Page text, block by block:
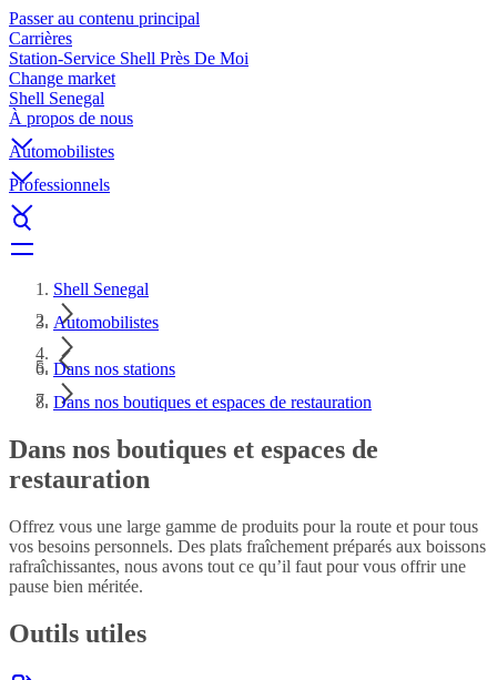
Passer au contenu principal
Carrières
Station-Service Shell Près De Moi
Change market
Shell Senegal
À propos de nous
Automobilistes
Professionnels
Shell Senegal
Automobilistes
Dans nos stations
Dans nos boutiques et espaces de restauration
Dans nos boutiques et espaces de
restauration
Offrez vous une large gamme de produits pour la route et pour tous
vos besoins personnels. Des plats fraîchement préparés aux boissons
rafraîchissantes, nous avons tout ce qu’il faut pour vous offrir une
pause bien méritée.
Outils utiles